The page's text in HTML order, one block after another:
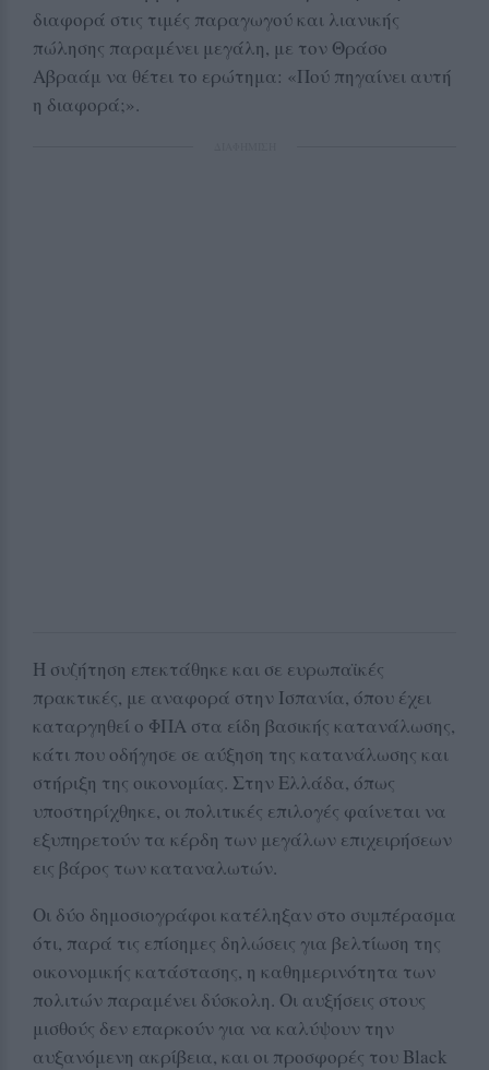
διαφορά στις τιμές παραγωγού και λιανικής
πώλησης παραμένει μεγάλη, με τον Θράσο
Αβραάμ να θέτει το ερώτημα: «Πού πηγαίνει αυτή
η διαφορά;».
Η συζήτηση επεκτάθηκε και σε ευρωπαϊκές
πρακτικές, με αναφορά στην Ισπανία, όπου έχει
καταργηθεί ο ΦΠΑ στα είδη βασικής κατανάλωσης,
κάτι που οδήγησε σε αύξηση της κατανάλωσης και
στήριξη της οικονομίας. Στην Ελλάδα, όπως
υποστηρίχθηκε, οι πολιτικές επιλογές φαίνεται να
εξυπηρετούν τα κέρδη των μεγάλων επιχειρήσεων
εις βάρος των καταναλωτών.
Οι δύο δημοσιογράφοι κατέληξαν στο συμπέρασμα
ότι, παρά τις επίσημες δηλώσεις για βελτίωση της
οικονομικής κατάστασης, η καθημερινότητα των
πολιτών παραμένει δύσκολη. Οι αυξήσεις στους
μισθούς δεν επαρκούν για να καλύψουν την
αυξανόμενη ακρίβεια, και οι προσφορές του Black